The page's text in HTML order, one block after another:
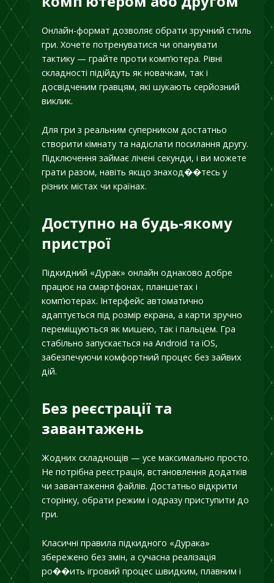
Онлайн-формат дозволяє обрати зручний стиль
гри. Хочете потренуватися чи опанувати
тактику — грайте проти комп’ютера. Рівні
складності підійдуть як новачкам, так і
досвідченим гравцям, які шукають серйозний
виклик.
Для гри з реальним суперником достатньо
створити кімнату та надіслати посилання другу.
Підключення займає лічені секунди, і ви можете
грати разом, навіть якщо знаход��тесь у
різних містах чи країнах.
Доступно на будь-якому
пристрої
Підкидний «Дурак» онлайн однаково добре
працює на смартфонах, планшетах і
комп’ютерах. Інтерфейс автоматично
адаптується під розмір екрана, а карти зручно
переміщуються як мишею, так і пальцем. Гра
стабільно запускається на Android та iOS,
забезпечуючи комфортний процес без зайвих
дій.
Без реєстрації та
завантажень
Жодних складнощів — усе максимально просто.
Не потрібна реєстрація, встановлення додатків
чи завантаження файлів. Достатньо відкрити
сторінку, обрати режим і одразу приступити до
гри.
Класичні правила підкидного «Дурака»
збережено без змін, а сучасна реалізація
ро��ить ігровий процес швидким, плавним і